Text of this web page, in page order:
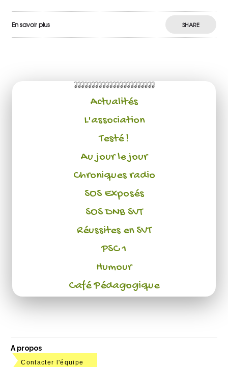
En savoir plus SHARE
Actualités
L'association
Testé !
Au jour le jour
Chroniques radio
SOS Exposés
SOS DNB SVT
Réussites en SVT
PSC 1
Humour
Café Pédagogique
A propos
Contacter l'équipe